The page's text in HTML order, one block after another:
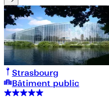
Strasbourg
Bâtiment public